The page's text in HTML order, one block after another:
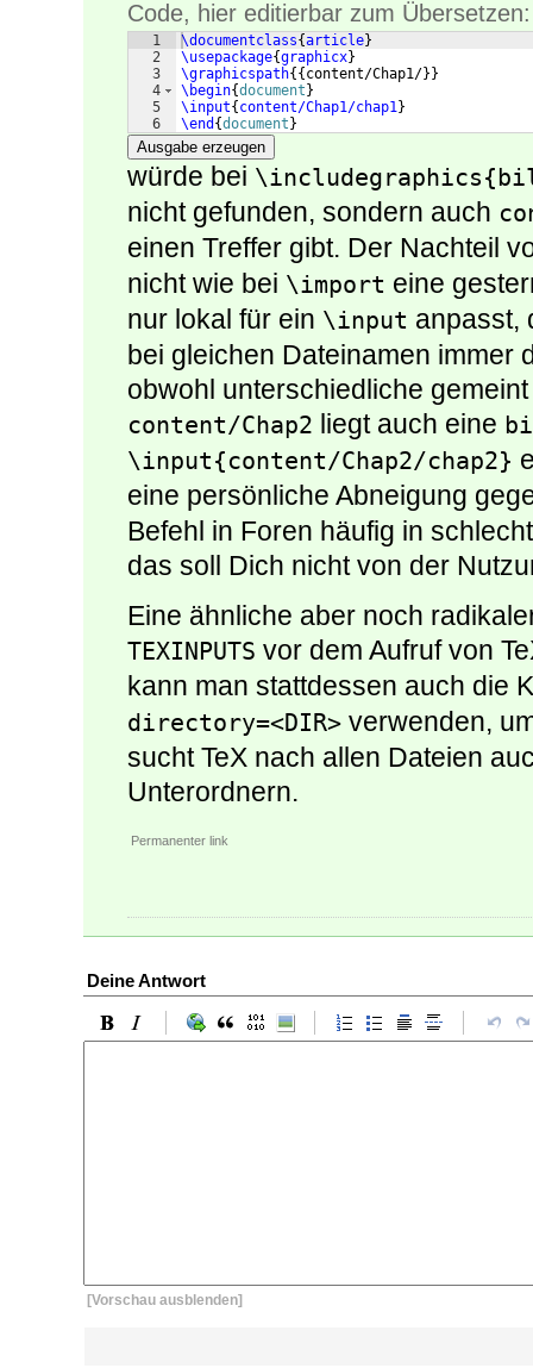
Code, hier editierbar zum Übersetzen:
1
2
3
4
5
6
\documentclass{article}
\usepackage{graphicx}
\graphicspath{{ content/Chap1/}}
\begin{document }
\input{ content/Chap1/chap1}
\end {document }
Ausgabe erzeugen
würde bei
nicht gefunden, sondern auch
einen Treffer gibt. Der Nachteil
nicht wie bei \import eine
nur lokal für ein \input anpasst,
bei gleichen Dateinamen immer
obwohl unterschiedliche
content/Chap2 liegt auch eine
\input{content/Chap2/chap2}
eine persönliche Abneigung
Befehl in Foren häufig in
das soll Dich nicht von der
Eine ähnliche aber noch
TEXINPUTS vor dem Aufruf von
kann man stattdessen auch die
directory=<DIR> verwenden,
sucht TeX nach allen Dateien
Unterordnern.
Permanenter link
Deine Antwort
[Vorschau ausblenden]